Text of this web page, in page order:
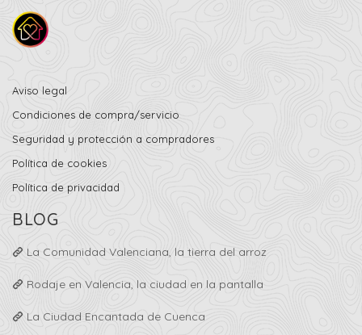
Aviso legal
Condiciones de compra/servicio
Seguridad y protección a compradores
Política de cookies
Política de privacidad
BLOG
La Comunidad Valenciana, la tierra del arroz
Rodaje en Valencia, la ciudad en la pantalla
La Ciudad Encantada de Cuenca